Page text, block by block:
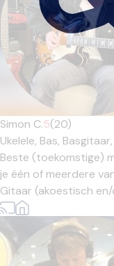
Simon C.5(20)
Ukelele, Bas, Basgitaar,
Beste (toekomstige)
je één of meerdere
Gitaar (akoestisch en/